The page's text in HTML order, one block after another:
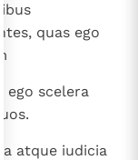
quas ego
ego scelera
atque iudicia